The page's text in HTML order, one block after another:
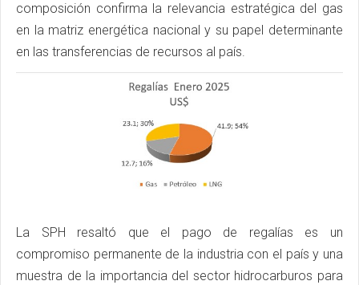
composición confirma la relevancia estratégica del gas
en la matriz energética nacional y su papel determinante
en las transferencias de recursos al país.
La SPH resaltó que el pago de regalías es un
compromiso permanente de la industria con el país y una
muestra de la importancia del sector hidrocarburos para